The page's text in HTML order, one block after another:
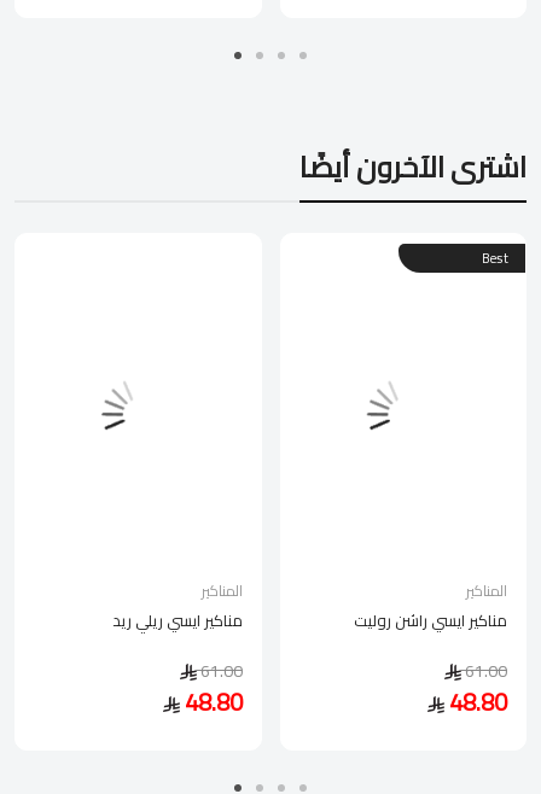
اشترى الآخرون أيضًا
المناكير
مناكير ايسي ريلي ريد
61.00
48.80
Best
المناكير
مناكير ايسي راشن روليت
61.00
48.80